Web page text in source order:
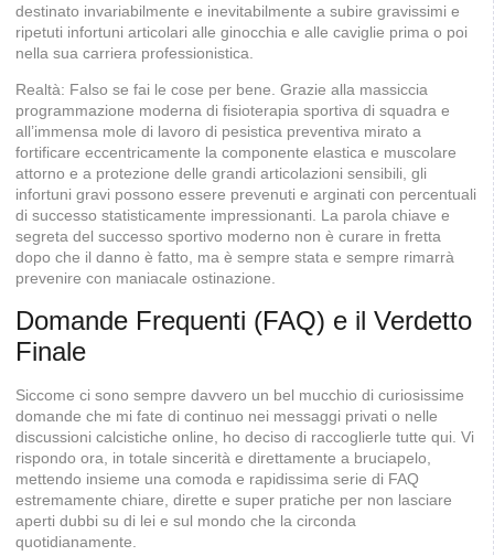
destinato invariabilmente e inevitabilmente a subire gravissimi e
ripetuti infortuni articolari alle ginocchia e alle caviglie prima o poi
nella sua carriera professionistica.
Realtà: Falso se fai le cose per bene. Grazie alla massiccia
programmazione moderna di fisioterapia sportiva di squadra e
all’immensa mole di lavoro di pesistica preventiva mirato a
fortificare eccentricamente la componente elastica e muscolare
attorno e a protezione delle grandi articolazioni sensibili, gli
infortuni gravi possono essere prevenuti e arginati con percentuali
di successo statisticamente impressionanti. La parola chiave e
segreta del successo sportivo moderno non è curare in fretta
dopo che il danno è fatto, ma è sempre stata e sempre rimarrà
prevenire con maniacale ostinazione.
Domande Frequenti (FAQ) e il Verdetto
Finale
Siccome ci sono sempre davvero un bel mucchio di curiosissime
domande che mi fate di continuo nei messaggi privati o nelle
discussioni calcistiche online, ho deciso di raccoglierle tutte qui. Vi
rispondo ora, in totale sincerità e direttamente a bruciapelo,
mettendo insieme una comoda e rapidissima serie di FAQ
estremamente chiare, dirette e super pratiche per non lasciare
aperti dubbi su di lei e sul mondo che la circonda
quotidianamente.